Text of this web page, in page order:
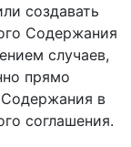
создавать
Содержания
случаев,
прямо
в
соглашения.